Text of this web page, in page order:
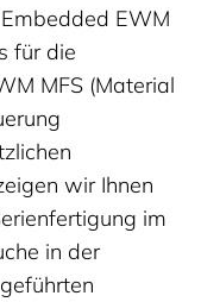
EWM
für die
MFS (Material
wir Ihnen
im
in der